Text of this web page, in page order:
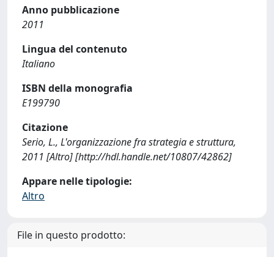
Anno pubblicazione
2011
Lingua del contenuto
Italiano
ISBN della monografia
E199790
Citazione
Serio, L., L'organizzazione fra strategia e struttura,
2011 [Altro] [http://hdl.handle.net/10807/42862]
Appare nelle tipologie:
Altro
File in questo prodotto: